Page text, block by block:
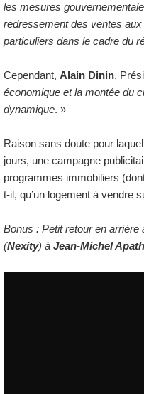
les mesures
redressement des ventes
particuliers dans le cadre du
Cependant, Alain Dinin,
économique et la montée du
dynamique. »
Raison sans doute pour
jours, une campagne
programmes immobiliers
t-il, qu’un logement à vendre
Bonus : Petit retour en
(Nexity) à Jean-Michel